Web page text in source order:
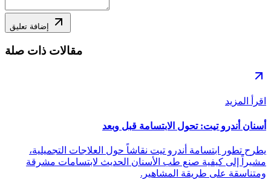
إضافة تعليق
مقالات ذات صلة
اقرأ المزيد
أسنان أندرو تيت: تحول الابتسامة قبل وبعد
يطرح تطور ابتسامة أندرو تيت نقاشاً حول العلاجات التجميلية،
مشيراً إلى كيفية صنع طب الأسنان الحديث لابتسامات مشرقة
ومتناسقة على طريقة المشاهير.